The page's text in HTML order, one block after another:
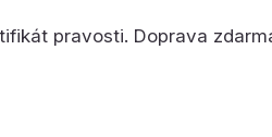
pravosti. Doprava